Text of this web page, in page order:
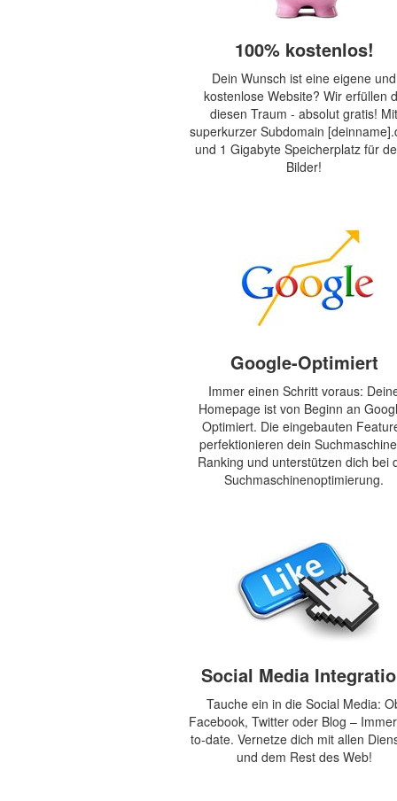
100% kostenlos!
Dein Wunsch ist eine eigene und
kostenlose Website? Wir erfüllen
diesen Traum - absolut gratis! Mit
superkurzer Subdomain
und 1 Gigabyte Speicherplatz für
Bilder!
Google-Optimiert
Immer einen Schritt voraus:
Homepage ist von Beginn an
Optimiert. Die eingebauten
perfektionieren dein
Ranking und unterstützen dich bei
Suchmaschinenoptimierung.
Social Media
Tauche ein in die Social Media:
Facebook, Twitter oder Blog –
to-date. Vernetze dich mit allen
und dem Rest des Web!